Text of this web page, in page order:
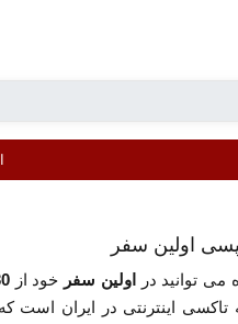
توانید در اولین سفر خود از30 هزار
اینترنتی در ایران